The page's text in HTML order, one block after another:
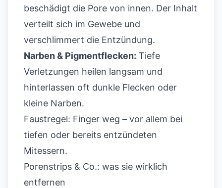
beschädigt die Pore von innen. Der Inhalt
verteilt sich im Gewebe und
verschlimmert die Entzündung.
Narben & Pigmentflecken: Tiefe
Verletzungen heilen langsam und
hinterlassen oft dunkle Flecken oder
kleine Narben.
Faustregel: Finger weg – vor allem bei
tiefen oder bereits entzündeten
Mitessern.
Porenstrips & Co.: was sie wirklich
entfernen